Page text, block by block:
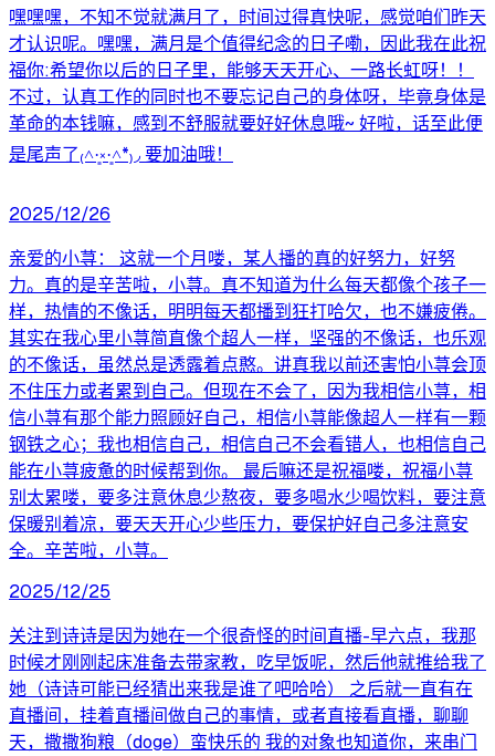
嘿嘿嘿，不知不觉就满月了，时间过得真快呢，感觉咱们昨天
才认识呢。嘿嘿，满月是个值得纪念的日子嘞，因此我在此祝
福你:希望你以后的日子里，能够天天开心、一路长虹呀！！
不过，认真工作的同时也不要忘记自己的身体呀，毕竟身体是
革命的本钱嘛，感到不舒服就要好好休息哦~ 好啦，话至此便
是尾声了₍˄·͈༝·͈˄*₎◞ 要加油哦！
2025/12/26
亲爱的小荨： 这就一个月喽，某人播的真的好努力，好努
力。真的是辛苦啦，小荨。真不知道为什么每天都像个孩子一
样，热情的不像话，明明每天都播到狂打哈欠，也不嫌疲倦。
其实在我心里小荨简直像个超人一样，坚强的不像话，也乐观
的不像话，虽然总是透露着点憨。讲真我以前还害怕小荨会顶
不住压力或者累到自己。但现在不会了，因为我相信小荨，相
信小荨有那个能力照顾好自己，相信小荨能像超人一样有一颗
钢铁之心；我也相信自己，相信自己不会看错人，也相信自己
能在小荨疲惫的时候帮到你。 最后嘛还是祝福喽，祝福小荨
别太累喽，要多注意休息少熬夜，要多喝水少喝饮料，要注意
保暖别着凉，要天天开心少些压力，要保护好自己多注意安
全。辛苦啦，小荨。
2025/12/25
关注到诗诗是因为她在一个很奇怪的时间直播-早六点，我那
时候才刚刚起床准备去带家教，吃早饭呢，然后他就推给我了
她（诗诗可能已经猜出来我是谁了吧哈哈） 之后就一直有在
直播间，挂着直播间做自己的事情，或者直接看直播，聊聊
天，撒撒狗粮（doge）蛮快乐的 我的对象也知道你，来串门